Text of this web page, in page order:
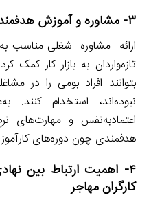
۳- مشاوره و آموزش هدفمند نیروی کار جوان
ارائه مشاوره شغلی مناسب
تازه‌واردان به بازار کار کمک
بتوانند افراد بومی را در
نبوده‌اند، استخدام کنند.
اعتمادبه‌نفس و مهارت‌های
هدفمندی چون دوره‌های
۴- اهمیت ارتباط بین
کارگران مهاجر